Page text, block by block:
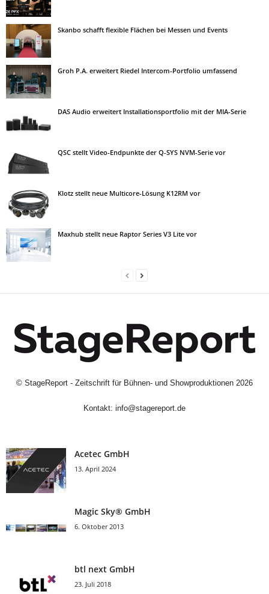
Skanbo schafft flexible Flächen bei Messen und Events
Groh P.A. erweitert Riedel Intercom-Portfolio umfassend
DAS Audio erweitert Installationsportfolio mit der MIA-Serie
QSC stellt Video-Endpunkte der Q-SYS NVM-Serie vor
Klotz stellt neue Multicore-Lösung K12RM vor
Maxhub stellt neue Raptor Series V3 Lite vor
© StageReport - Zeitschrift für Bühnen- und Showproduktionen 2026
Kontakt: info@stagereport.de
Acetec GmbH
13. April 2024
Magic Sky® GmbH
6. Oktober 2013
btl next GmbH
23. Juli 2018